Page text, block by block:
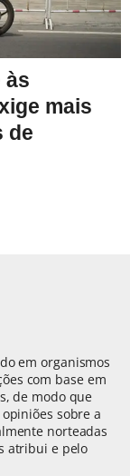
às
mais
de
em organismos
com base em
de modo que
sobre a
norteadas
atribui e pelo